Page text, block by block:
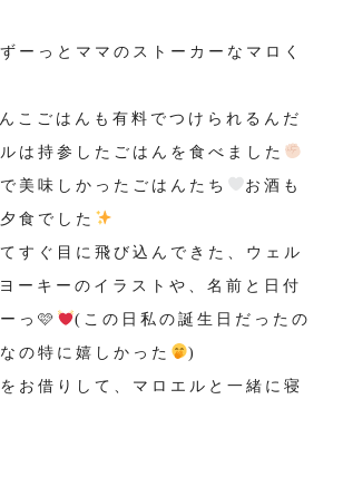
ーっとママのストーカーなマロく
こごはんも有料でつけられるんだ
は持参したごはんを食べました
美味しかったごはんたち
お酒も
食でした
すぐ目に飛び込んできた、ウェル
ヨーキーのイラストや、名前と日付
っ🩷
(この日私の誕生日だったの
の特に嬉しかった
)
お借りして、マロエルと一緒に寝